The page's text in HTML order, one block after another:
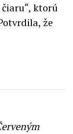
ktorú
že